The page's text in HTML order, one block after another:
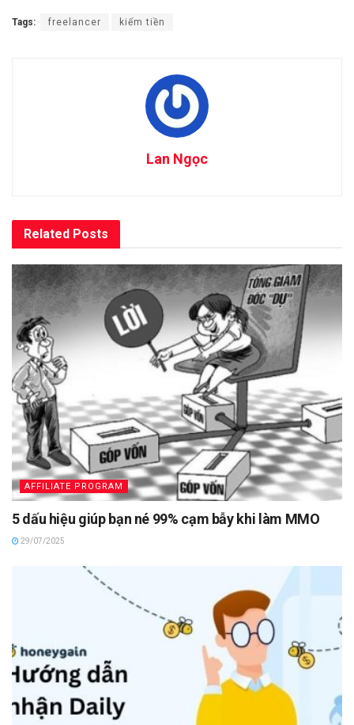
Tags: freelancer kiếm tiền
Lan Ngọc
Related Posts
AFFILIATE PROGRAM
5 dấu hiệu giúp bạn né 99% cạm bẫy khi làm MMO
29/07/2025